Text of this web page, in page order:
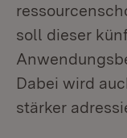
soll dieser
Dabei wird
stärker